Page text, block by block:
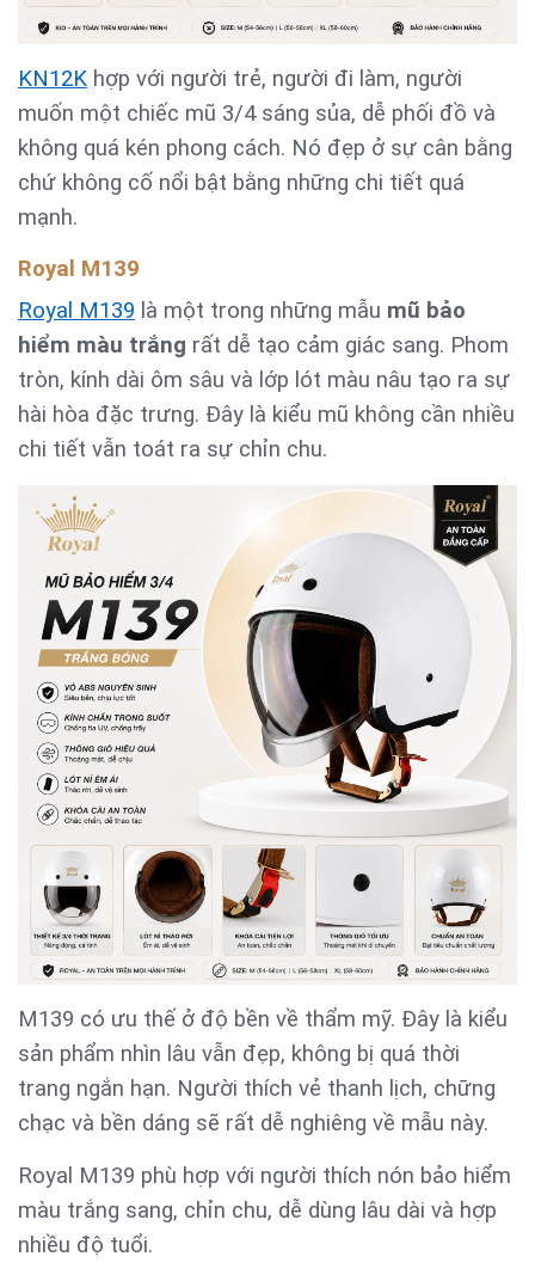
KN12K hợp với người trẻ, người đi làm, người
muốn một chiếc mũ 3/4 sáng sủa, dễ phối đồ và
không quá kén phong cách. Nó đẹp ở sự cân bằng
chứ không cố nổi bật bằng những chi tiết quá
mạnh.
Royal M139
Royal M139 là một trong những mẫu mũ bảo
hiểm màu trắng rất dễ tạo cảm giác sang. Phom
tròn, kính dài ôm sâu và lớp lót màu nâu tạo ra sự
hài hòa đặc trưng. Đây là kiểu mũ không cần nhiều
chi tiết vẫn toát ra sự chỉn chu.
M139 có ưu thế ở độ bền về thẩm mỹ. Đây là kiểu
sản phẩm nhìn lâu vẫn đẹp, không bị quá thời
trang ngắn hạn. Người thích vẻ thanh lịch, chững
chạc và bền dáng sẽ rất dễ nghiêng về mẫu này.
Royal M139 phù hợp với người thích nón bảo hiểm
màu trắng sang, chỉn chu, dễ dùng lâu dài và hợp
nhiều độ tuổi.